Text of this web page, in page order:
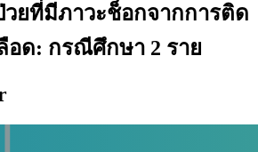
ยที่มีภาวะช็อกจากการติด
อด: กรณีศึกษา 2 ราย